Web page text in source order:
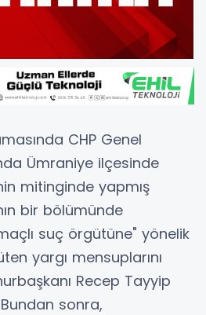
CHP Genel
Ümraniye ilçesinde
mitinginde yapmış
bir bölümünde
suç örgütüne" yönelik
yargı mensuplarını
Recep Tayyip
sonra,